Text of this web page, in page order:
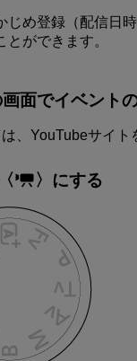
じめ登録（配信日
ができます。
面でイベント
、YouTubeサイト
にする